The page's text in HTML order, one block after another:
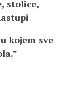
stolice,
kojem sve